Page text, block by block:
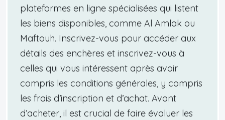
plateformes en ligne spécialisées qui listent
les biens disponibles, comme Al Amlak ou
Maftouh. Inscrivez-vous pour accéder aux
détails des enchères et inscrivez-vous à
celles qui vous intéressent après avoir
compris les conditions générales, y compris
les frais d’inscription et d’achat. Avant
d’acheter, il est crucial de faire évaluer les